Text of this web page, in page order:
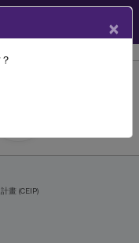
Workspace 應用程式
畫 (CEIP)
×